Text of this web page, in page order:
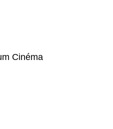
Cinéma